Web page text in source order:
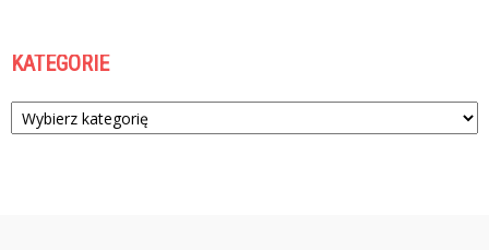
KATEGORIE
Kategorie